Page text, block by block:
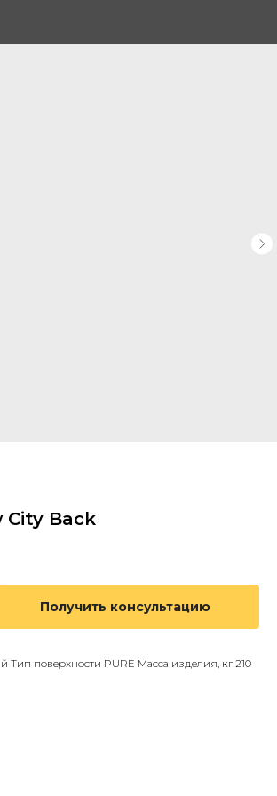
City Back
Получить консультацию
Тип поверхности PURE Масса изделия, кг 210